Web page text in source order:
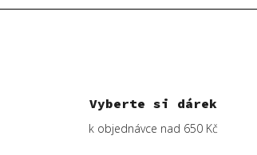
Vyberte si dárek
k objednávce nad 650 Kč